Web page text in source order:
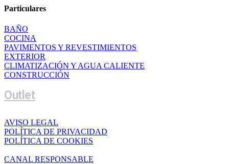
Particulares
BAÑO
COCINA
PAVIMENTOS Y REVESTIMIENTOS
EXTERIOR
CLIMATIZACIÓN Y AGUA CALIENTE
CONSTRUCCIÓN
Outlet
AVISO LEGAL
POLÍTICA DE PRIVACIDAD
POLÍTICA DE COOKIES
CANAL RESPONSABLE